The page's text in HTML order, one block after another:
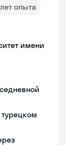
опыта
имени